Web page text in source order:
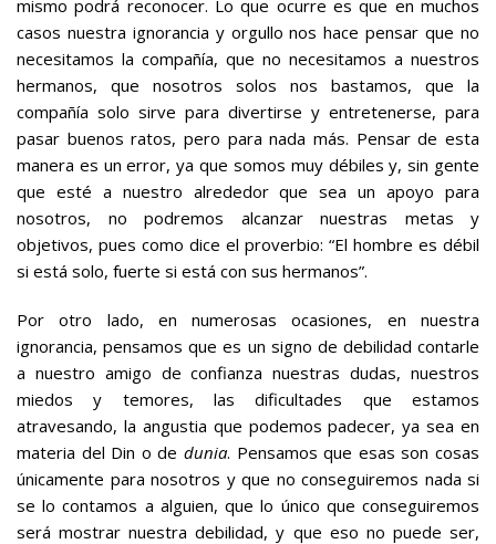
mismo podrá reconocer. Lo que ocurre es que en muchos
casos nuestra ignorancia y orgullo nos hace pensar que no
necesitamos la compañía, que no necesitamos a nuestros
hermanos, que nosotros solos nos bastamos, que la
compañía solo sirve para divertirse y entretenerse, para
pasar buenos ratos, pero para nada más. Pensar de esta
manera es un error, ya que somos muy débiles y, sin gente
que esté a nuestro alrededor que sea un apoyo para
nosotros, no podremos alcanzar nuestras metas y
objetivos, pues como dice el proverbio: “El hombre es débil
si está solo, fuerte si está con sus hermanos”.
Por otro lado, en numerosas ocasiones, en nuestra
ignorancia, pensamos que es un signo de debilidad contarle
a nuestro amigo de confianza nuestras dudas, nuestros
miedos y temores, las dificultades que estamos
atravesando, la angustia que podemos padecer, ya sea en
materia del Din o de dunia. Pensamos que esas son cosas
únicamente para nosotros y que no conseguiremos nada si
se lo contamos a alguien, que lo único que conseguiremos
será mostrar nuestra debilidad, y que eso no puede ser,